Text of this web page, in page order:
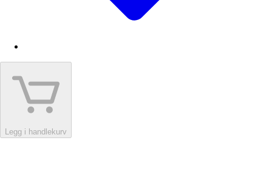
Legg i handlekurv